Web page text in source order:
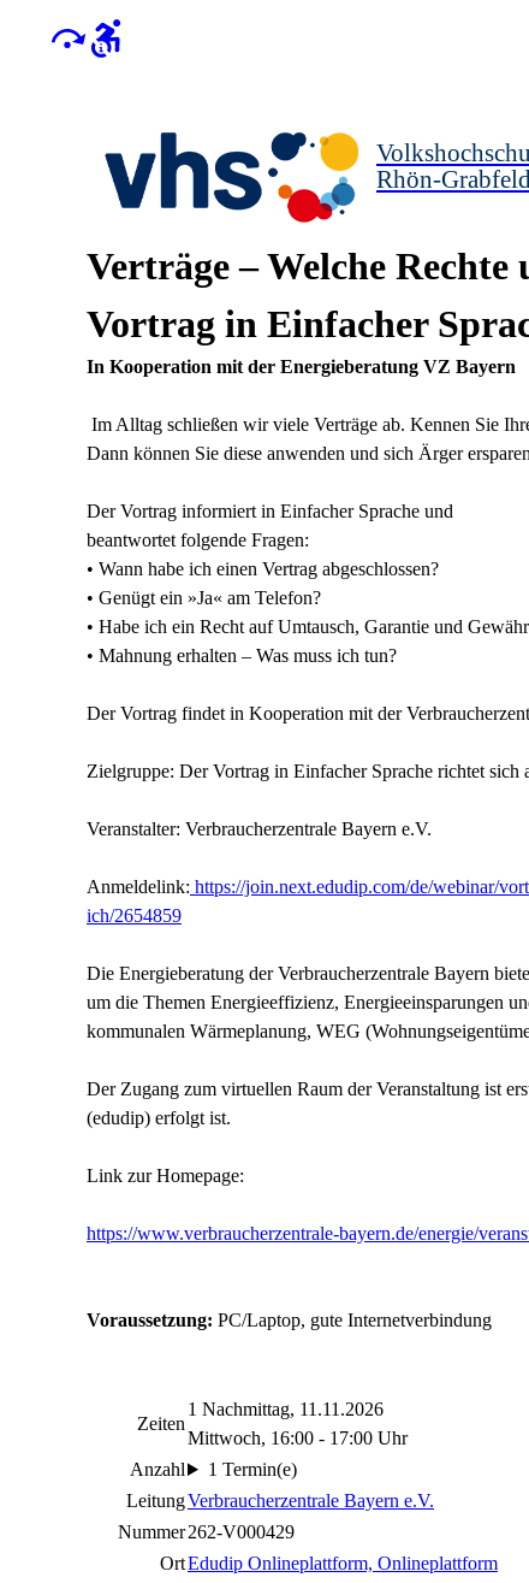
Rhön-
Verträge – Welche
Vortrag in Einfacher
In Kooperation mit der Energieberatung VZ Bayern
Im Alltag schließen wir viele Verträge ab. Kennen Sie
Dann können Sie diese anwenden und sich Ärger
Der Vortrag informiert in Einfacher Sprache und
beantwortet folgende Fragen:
• Wann habe ich einen Vertrag abgeschlossen?
• Genügt ein »Ja« am Telefon?
• Habe ich ein Recht auf Umtausch, Garantie und
• Mahnung erhalten – Was muss ich tun?
Der Vortrag findet in Kooperation mit der
Zielgruppe: Der Vortrag in Einfacher Sprache richtet
Veranstalter: Verbraucherzentrale Bayern e.V.
Anmeldelink: https://join.next.edudip.com/de/webinar/
ich/2654859
Die Energieberatung der Verbraucherzentrale Bayern
um die Themen Energieeffizienz, Energieeinsparungen
kommunalen Wärmeplanung, WEG
Der Zugang zum virtuellen Raum der Veranstaltung ist
(edudip) erfolgt ist.
Link zur Homepage:
https://www.verbraucherzentrale-bayern.de/energie/
Voraussetzung: PC/Laptop, gute Internetverbindung
Zeiten
1 Nachmittag, 11.11.2026
Mittwoch, 16:00 - 17:00 Uhr
Anzahl
1 Termin(e)
LeitungVerbraucherzentrale Bayern e.V.
Nummer262-V000429
OrtEdudip Onlineplattform, Onlineplattform